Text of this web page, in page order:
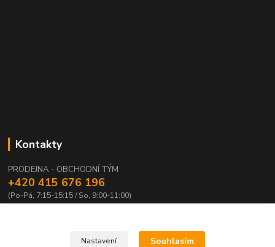
Kontakty
PRODEJNA - OBCHODNÍ TÝM
+420 415 676 196
(Po-Pá, 7:15-15:15 / So, 9:00-11:00)
Nastavení Souhlasím